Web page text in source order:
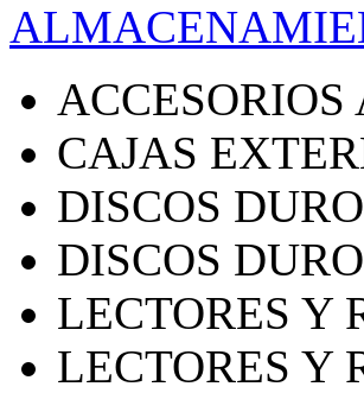
CAJAS
DISCOS
DISCOS
LECTORES Y
LECTORES Y